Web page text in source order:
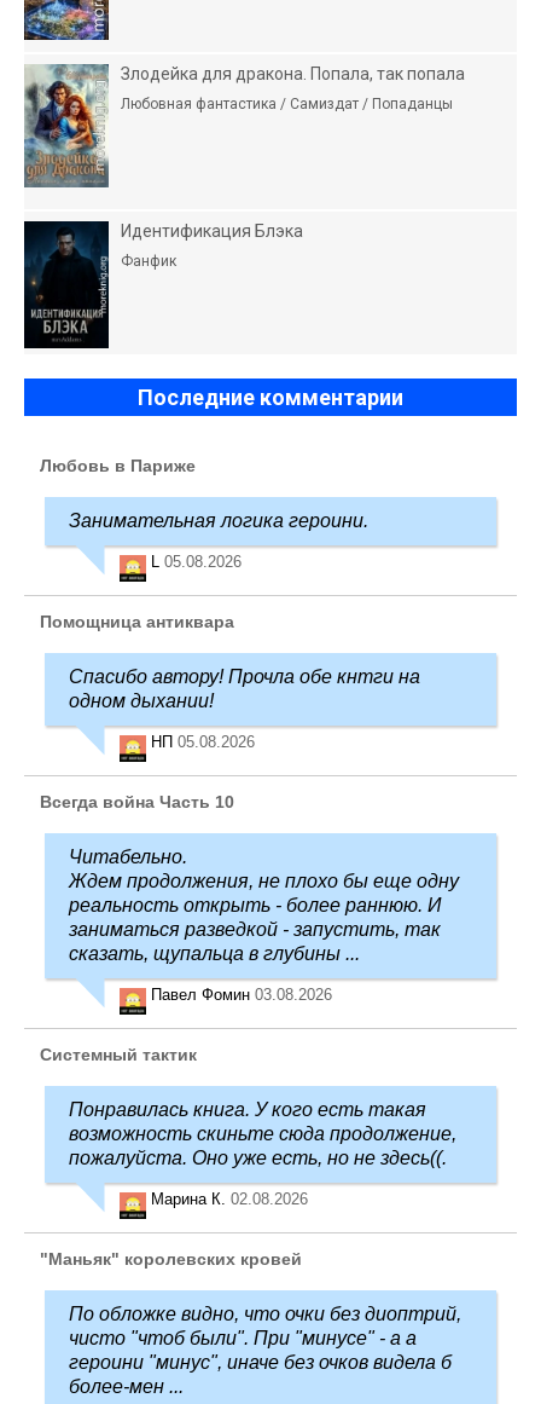
Злодейка для дракона. Попала, так попала
Любовная фантастика / Самиздат / Попаданцы
Идентификация Блэка
Фанфик
Последние комментарии
Любовь в Париже
Занимательная логика героини.
05.08.2026
Помощница антиквара
Спасибо автору! Прочла обе кнтги на
одном дыхании!
НП 05.08.2026
Всегда война Часть 10
Читабельно.
Ждем продолжения, не плохо бы еще одну
реальность открыть - более раннюю. И
заниматься разведкой - запустить, так
сказать, щупальца в глубины ...
Павел Фомин 03.08.2026
Системный тактик
Понравилась книга. У кого есть такая
возможность скиньте сюда продолжение,
пожалуйста. Оно уже есть, но не здесь((.
Марина К. 02.08.2026
"Маньяк" королевских кровей
По обложке видно, что очки без диоптрий,
чисто "чтоб были". При "минусе" - а а
героини "минус", иначе без очков видела б
более-мен ...